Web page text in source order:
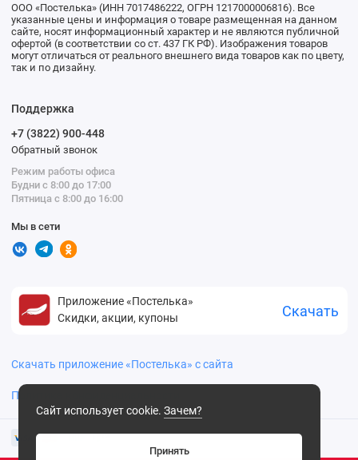
Сайт использует cookie. Зачем?
Принять
ООО «Постелька» (ИНН 7017486222, ОГРН 1217000006816). Все
указанные цены и информация о товаре размещенная на данном
сайте, носят информационный характер и не являются публичной
офертой (в соответствии со ст. 437 ГК РФ). Изображения товаров
могут отличаться от реального внешнего вида товаров как по цвету,
так и по дизайну.
Поддержка
+7 (3822) 900-448
Обратный звонок
Режим работы офиса
Будни с 8:00 до 17:00
Пятница с 8:00 до 16:00
Мы в сети
Приложение «Постелька»
Скидки, акции, купоны
Скачать
Скачать приложение «Постелька» с сайта
Политика конфиденциальности